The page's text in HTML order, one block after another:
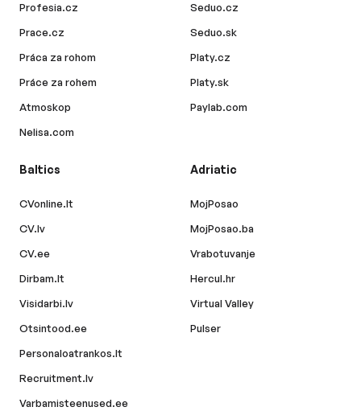
Profesia.cz
Prace.cz
Práca za rohom
Práce za rohem
Atmoskop
Nelisa.com
Seduo.cz
Seduo.sk
Platy.cz
Platy.sk
Paylab.com
Baltics
CVonline.lt
CV.lv
CV.ee
Dirbam.lt
Visidarbi.lv
Otsintood.ee
Personaloatrankos.lt
Recruitment.lv
Varbamisteenused.ee
Adriatic
MojPosao
MojPosao.ba
Vrabotuvanje
Hercul.hr
Virtual Valley
Pulser